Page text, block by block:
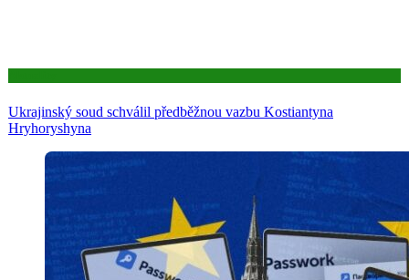
Ukrajinský soud schválil předběžnou vazbu Kostiantyna
Hryhoryshyna